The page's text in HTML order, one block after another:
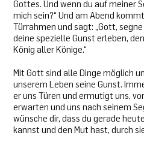
Gottes. Und wenn du auf meiner
mich sein?“ Und am Abend
Türrahmen und sagt: „Gott,
deine spezielle Gunst erleben,
König aller Könige.“
Mit Gott sind alle Dinge möglich
unserem Leben seine Gunst.
er uns Türen und ermutigt uns,
erwarten und uns nach seinem
wünsche dir, dass du gerade
kannst und den Mut hast, durch